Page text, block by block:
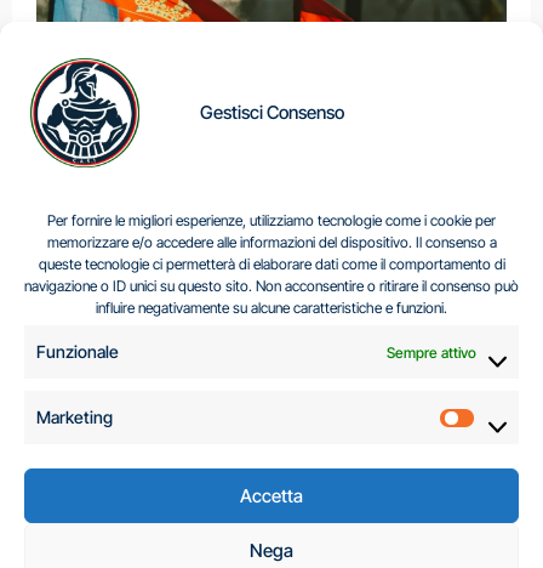
Gestisci Consenso
Per fornire le migliori esperienze, utilizziamo tecnologie come i cookie per
memorizzare e/o accedere alle informazioni del dispositivo. Il consenso a
queste tecnologie ci permetterà di elaborare dati come il comportamento di
navigazione o ID unici su questo sito. Non acconsentire o ritirare il consenso può
influire negativamente su alcune caratteristiche e funzioni.
Funzionale Sempre attivo
Marketing
Accetta
Nega
Centro Analisi e Studi Italus © Tutti i diritti riservati
C.A.S.I. – Centro